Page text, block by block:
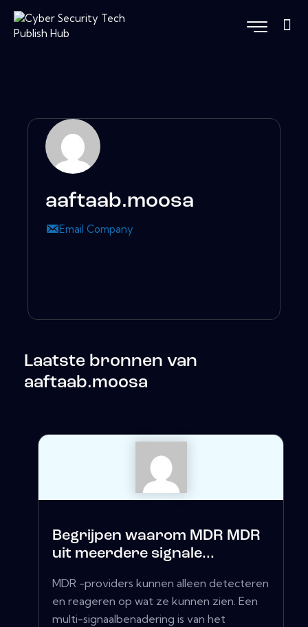
aaftaab.moosa
Email Company
Laatste bronnen van
aaftaab.moosa
Begrijpen waarom MDR MDR
uit meerdere signale...
MDR -providers kunnen alleen detecteren
en reageren op wat ze kunnen zien. Een
multi-signaalbenadering is van het